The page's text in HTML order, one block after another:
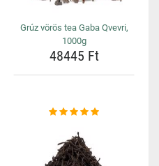
Grúz vörös tea Gaba Qvevri,
1000g
48445 Ft